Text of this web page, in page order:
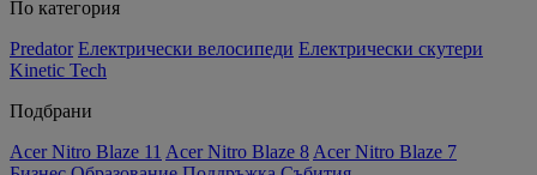
По категория
Predator Електрически велосипеди Електрически скутери
Kinetic Tech
Подбрани
Acer Nitro Blaze 11 Acer Nitro Blaze 8 Acer Nitro Blaze 7